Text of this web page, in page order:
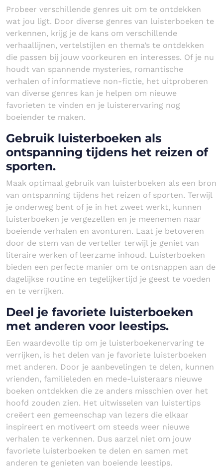
Probeer verschillende genres uit om te ontdekken
wat jou ligt. Door diverse genres van luisterboeken te
verkennen, krijg je de kans om verschillende
verhaallijnen, vertelstijlen en thema’s te ontdekken
die passen bij jouw voorkeuren en interesses. Of je nu
houdt van spannende mysteries, romantische
verhalen of informatieve non-fictie, het uitproberen
van diverse genres kan je helpen om nieuwe
favorieten te vinden en je luisterervaring nog
boeiender te maken.
Gebruik luisterboeken als
ontspanning tijdens het reizen of
sporten.
Maak optimaal gebruik van luisterboeken als een bron
van ontspanning tijdens het reizen of sporten. Terwijl
je onderweg bent of je in het zweet werkt, kunnen
luisterboeken je vergezellen en je meenemen naar
boeiende verhalen en avonturen. Laat je betoveren
door de stem van de verteller terwijl je geniet van
literaire werken of leerzame inhoud. Luisterboeken
bieden een perfecte manier om te ontsnappen aan de
dagelijkse routine en tegelijkertijd je geest te voeden
en te verrijken.
Deel je favoriete luisterboeken
met anderen voor leestips.
Een waardevolle tip om je luisterboekenervaring te
verrijken, is het delen van je favoriete luisterboeken
met anderen. Door je aanbevelingen te delen, kunnen
vrienden, familieleden en mede-luisteraars nieuwe
boeken ontdekken die ze anders misschien over het
hoofd zouden zien. Het uitwisselen van luistertips
creëert een gemeenschap van lezers die elkaar
inspireert en motiveert om steeds weer nieuwe
verhalen te verkennen. Dus aarzel niet om jouw
favoriete luisterboeken te delen en samen met
anderen te genieten van boeiende leestips.